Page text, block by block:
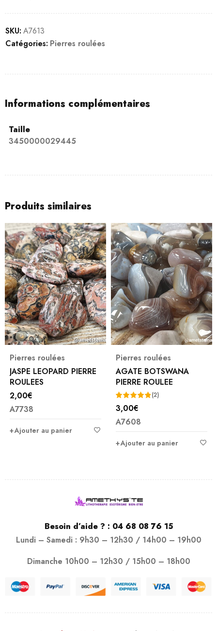
SKU: A7613
Catégories: Pierres roulées
Informations complémentaires
Taille
3450000029445
Produits similaires
Pierres roulées
JASPE LEOPARD PIERRE
ROULEES
2,00€
A7738
Ajouter au panier
Pierres roulées
AGATE BOTSWANA
PIERRE ROULEE
Note5.00
sur 5
(2)
3,00€
A7608
Ajouter au panier
Besoin d’aide ? : 04 68 08 76 15
Lundi – Samedi : 9h30 – 12h30 / 14h00 – 19h00
Dimanche 10h00 – 12h30 / 15h00 – 18h00